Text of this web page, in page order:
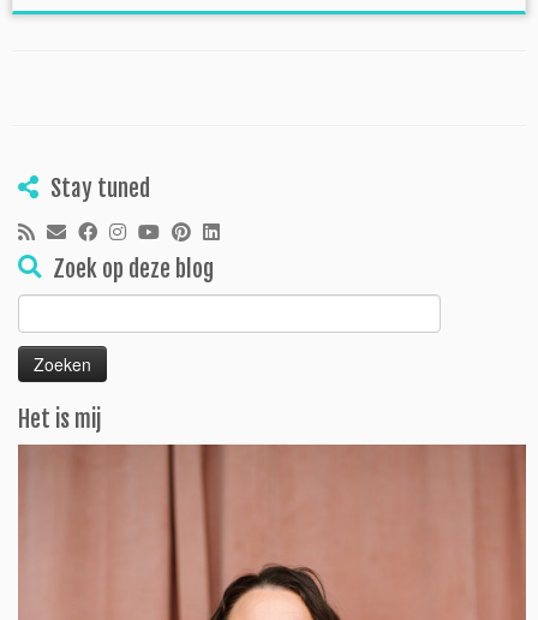
Stay tuned
Zoek op deze blog
Zoeken
naar:
Het is mij